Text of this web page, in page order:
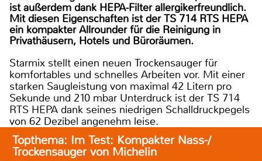
ist außerdem dank HEPA-Filter allergikerfreundlich.
Mit diesen Eigenschaften ist der TS 714 RTS HEPA
ein kompakter Allrounder für die Reinigung in
Privathäusern, Hotels und Büroräumen.
Starmix stellt einen neuen Trockensauger für
komfortables und schnelles Arbeiten vor. Mit einer
starken Saugleistung von maximal 42 Litern pro
Sekunde und 210 mbar Unterdruck ist der TS 714
RTS HEPA dank seines niedrigen Schalldruckpegels
von 62 Dezibel angenehm leise.
Topthema: Im Test: Kompakter Nass-/
Trockensauger von Michelin